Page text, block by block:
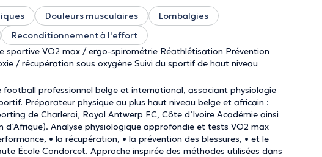
Douleurs musculaires
Lombalgies
Reconditionnement à l'effort
sportive VO2 max / ergo-spirométrie Réathlétisation Prévention
/ récupération sous oxygène Suivi du sportif de haut niveau
football professionnel belge et international, associant physiologie
Préparateur physique au plus haut niveau belge et africain :
de Charleroi, Royal Antwerp FC, Côte d’Ivoire Académie ainsi
d’Afrique). Analyse physiologique approfondie et tests VO2 max
• la récupération, • la prévention des blessures, • et le
École Condorcet. Approche inspirée des méthodes utilisées dans